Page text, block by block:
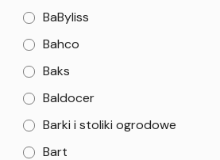
BaByliss
Bahco
Baks
Baldocer
Barki i stoliki ogrodowe
Bart